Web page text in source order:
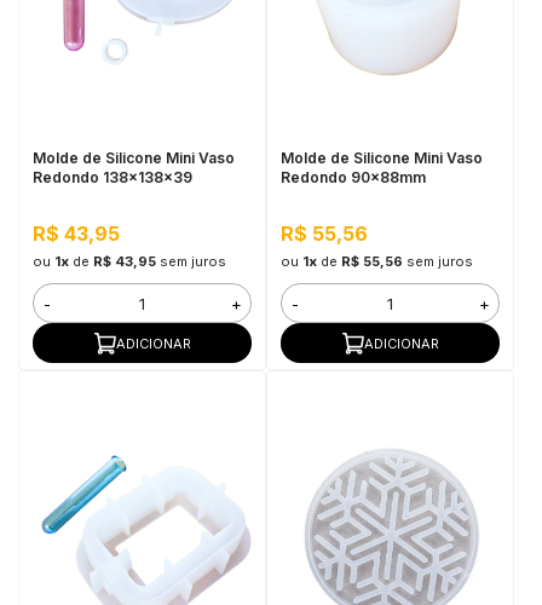
Molde de Silicone Mini Vaso
Redondo 138x138x39
R$ 43,95
ou 1xde R$ 43,95 sem juros
- +
ADICIONAR
Molde de Silicone Mini Vaso
Redondo 90x88mm
R$ 55,56
ou 1xde R$ 55,56 sem juros
- +
ADICIONAR